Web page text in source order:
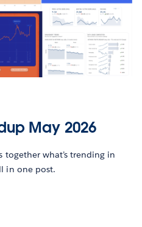
May 2026
what’s trending in
in one post.